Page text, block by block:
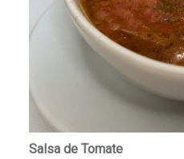
Salsa de Tomate